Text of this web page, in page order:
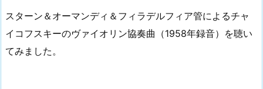
スターン＆オーマンディ＆フィラデルフィア管によるチャ
イコフスキーのヴァイオリン協奏曲（1958年録音）を聴い
てみました。